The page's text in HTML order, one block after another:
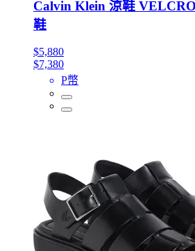
Calvin Klein 涼鞋
鞋
$5,880
$7,380
P幣